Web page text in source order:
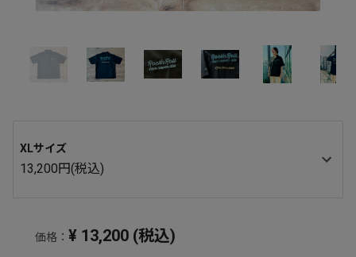
XLサイズ
13,200円(税込)
価格： ¥ 13,200 (税込)